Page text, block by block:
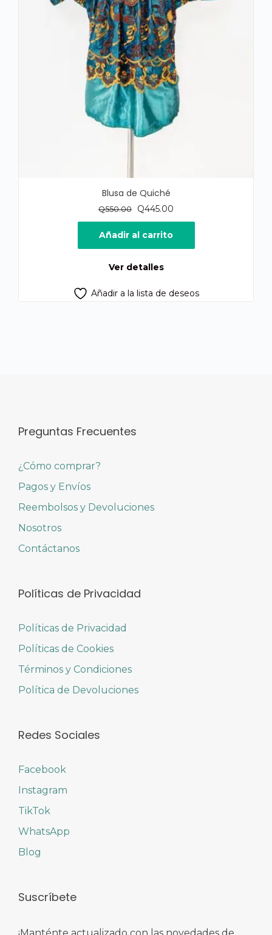
Blusa de Quiché
Q550.00
El
precio
original
era:
Q445.00
precio
es:
Añadir al carrito
Ver detalles
Añadir a la lista de deseos
Preguntas Frecuentes
¿Cómo comprar?
Pagos y Envíos
Reembolsos y Devoluciones
Nosotros
Contáctanos
Políticas de Privacidad
Políticas de Privacidad
Políticas de Cookies
Términos y Condiciones
Política de Devoluciones
Redes Sociales
Facebook
Instagram
TikTok
WhatsApp
Blog
Suscríbete